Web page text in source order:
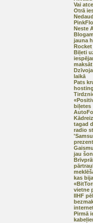
Vai
Otrā
Neste
jauna
Rocket
Biļeti
laikā
Pats
biļetes
tagad
radio
jau
kas
vietne
IIHF
Pirmā